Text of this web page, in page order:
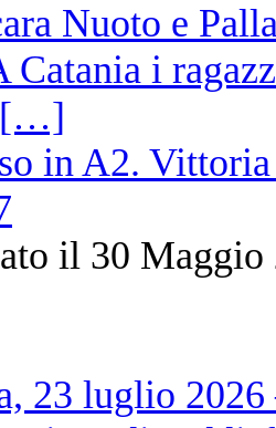
in A2.
il 30 Maggio